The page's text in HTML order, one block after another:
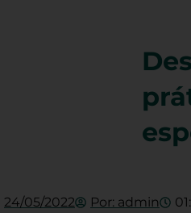
24/05/2022 Por: admin